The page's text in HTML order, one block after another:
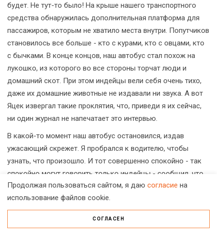
будет. Не тут-то было! На крыше нашего транспортного
средства обнаружилась дополнительная платформа для
пассажиров, которым не хватило места внутри. Попутчиков
становилось все больше - кто с курами, кто с овцами, кто
с бычками. В конце концов, наш автобус стал похож на
лукошко, из которого во все стороны торчат люди и
домашний скот. При этом индейцы вели себя очень тихо,
даже их домашние животные не издавали ни звука. А вот
Яцек извергал такие проклятия, что, приведи я их сейчас,
ни один журнал не напечатает это интервью.
В какой-то момент наш автобус остановился, издав
ужасающий скрежет. Я пробрался к водителю, чтобы
узнать, что произошло. И тот совершенно спокойно - так
спокойно могут говорить только индейцы - сообщил, что
при повороте у автобуса отказали тормоза, и нам чудом
удалось остановиться на краю пропасти. Представляете?
Вот такой курьез, рожденный различиями в мышлении
Продолжая пользоваться сайтом, я даю согласие на
использование файлов cookie.
СОГЛАСЕН